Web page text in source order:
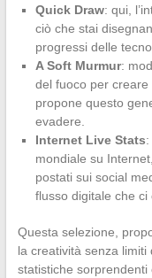
Quick Draw: qui,
ciò che stai
progressi delle
A Soft Murmur:
del fuoco per creare
propone questo
evadere.
Internet Live Stats
mondiale su
postati sui social
flusso digitale che ci
Questa selezione,
la creatività senza limiti
statistiche